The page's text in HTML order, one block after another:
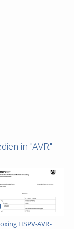
in "AVR"
HSPV-AVR-